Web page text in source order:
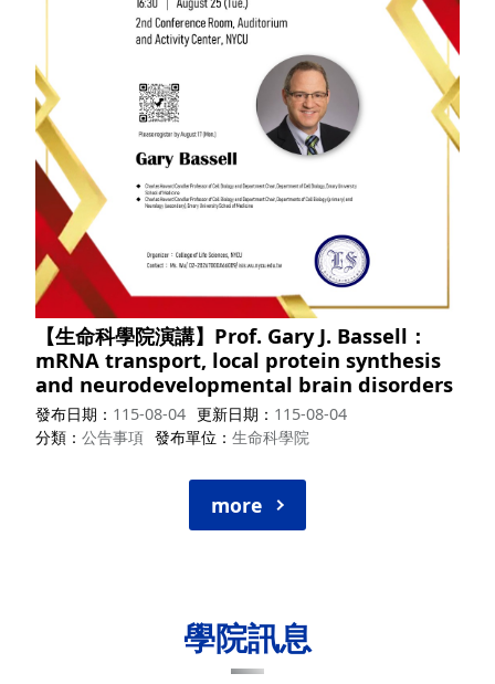
【生命科學院演講】Prof. Gary J. Bassell：
mRNA transport, local protein synthesis
and neurodevelopmental brain disorders
發布日期 115-08-04 更新日期
115-08-04
分類
公告事項 發布單位 生命科學院
more
學院訊息